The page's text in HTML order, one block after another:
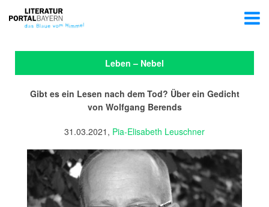
Leben – Nebel
Gibt es ein Lesen nach dem Tod? Über ein Gedicht
von Wolfgang Berends
31.03.2021, Pia-Elisabeth Leuschner